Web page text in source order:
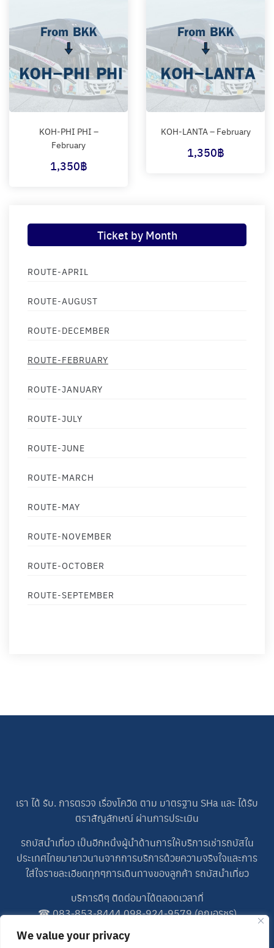
We value your privacy
KOH-PHI PHI –
February
1,350฿
KOH-LANTA – February
1,350฿
Ticket by Month
ROUTE-APRIL
ROUTE-AUGUST
ROUTE-DECEMBER
ROUTE-FEBRUARY
ROUTE-JANUARY
ROUTE-JULY
ROUTE-JUNE
ROUTE-MARCH
ROUTE-MAY
ROUTE-NOVEMBER
ROUTE-OCTOBER
ROUTE-SEPTEMBER
เรา ได้ รับ. การตรวจ เรื่องโควิด ตาม มาตรฐาน SHa และ ได้รับ
ตราสัญลักษณ์ ผ่านการประเมิน
รถบัสนำเที่ยว เป็นอีกหนึ่งผู้นำด้านการให้บริการเช่ารถบัสใน
ประเทศไทยมายาวนานจากการบริการด้วยความจริงใจและการ
ใส่ใจรายละเอียดทุกๆการเดินทางของลูกค้า รถบัสนำเที่ยว
บริการดีๆ ติดต่อมาได้ตลอดเวลาที่
☎083-853-8444,098-924-9579(คุณอรชร)
083-698-5227